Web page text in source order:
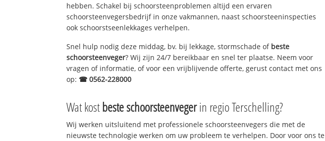
hebben. Schakel bij schoorsteenproblemen altijd een ervaren
schoorsteenvegersbedrijf in onze vakmannen, naast schoorsteeninspecties
ook schoorstseenlekkages verhelpen.
Snel hulp nodig deze middag, bv. bij lekkage, stormschade of beste
schoorsteenveger? Wij zijn 24/7 bereikbaar en snel ter plaatse. Neem voor
vragen of informatie, of voor een vrijblijvende offerte, gerust contact met ons
op: ☎ 0562-228000
Wat kostbeste schoorsteenvegerin regio Terschelling?
Wij werken uitsluitend met professionele schoorsteenvegers die met de
nieuwste technologie werken om uw probleem te verhelpen. Door voor ons te